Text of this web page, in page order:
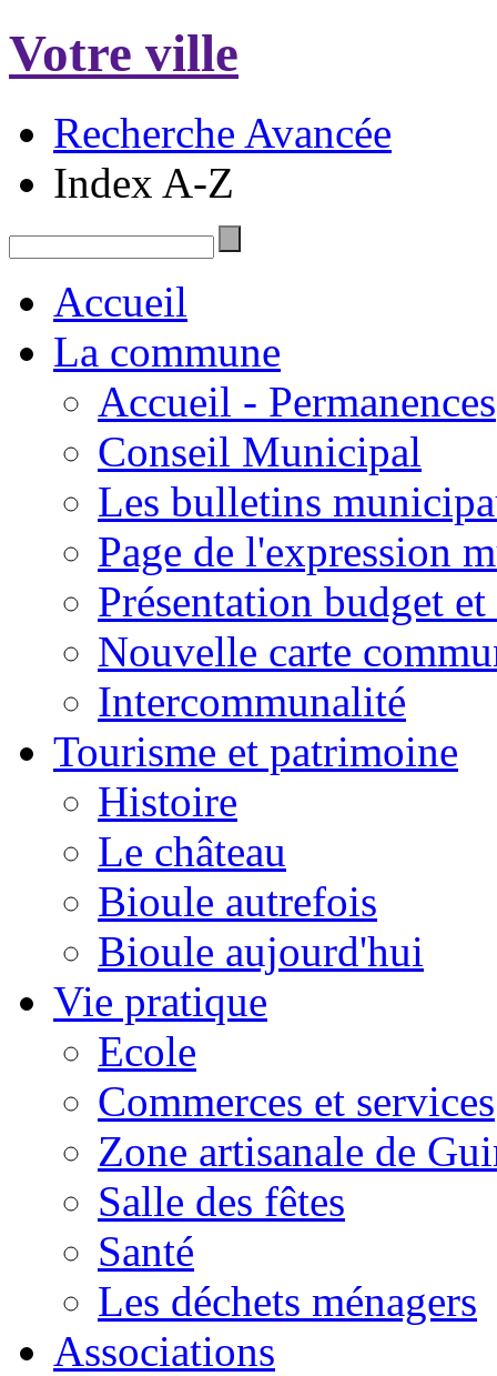
Votre ville
Recherche Avancée
Index A-Z
Accueil
La commune
Accueil - Permanences
Conseil Municipal
Les bulletins
Page de l'expression
Présentation budget
Nouvelle carte
Intercommunalité
Tourisme et patrimoine
Histoire
Le château
Bioule autrefois
Bioule aujourd'hui
Vie pratique
Ecole
Commerces et services
Zone artisanale de
Salle des fêtes
Santé
Les déchets ménagers
Associations